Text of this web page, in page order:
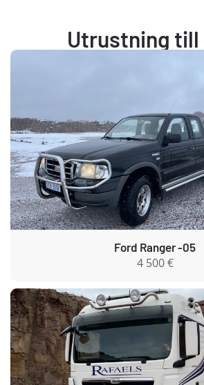
Utrustning till
Ford Ranger -05
4 500 €